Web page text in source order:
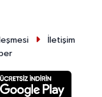
İletişim